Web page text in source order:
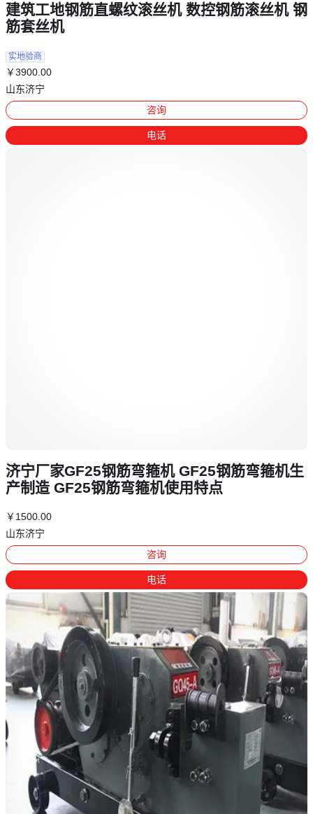
建筑工地钢筋直螺纹滚丝机 数控钢筋滚丝机 钢
筋套丝机
实地验商
￥3900.00
山东济宁
咨询
电话
济宁厂家GF25钢筋弯箍机 GF25钢筋弯箍机生
产制造 GF25钢筋弯箍机使用特点
￥ 1500 .00
山东济宁
咨询
电话